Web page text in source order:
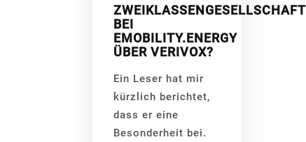
ZWEIKLASSENGESELLSCHAFT
BEI
EMOBILITY.ENERGY
ÜBER VERIVOX?
Ein Leser hat mir
kürzlich berichtet,
dass er eine
Besonderheit bei.